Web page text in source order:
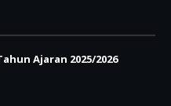
Ajaran 2025/2026